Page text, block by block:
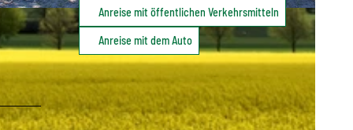
Anreise mit öffentlichen Verkehrsmitteln
Anreise mit dem Auto